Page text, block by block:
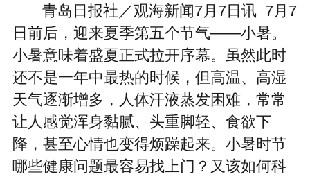
青岛日报社／观海新闻7月7日讯 7月7
日前后，迎来夏季第五个节气——小暑。
小暑意味着盛夏正式拉开序幕。虽然此时
还不是一年中最热的时候，但高温、高湿
天气逐渐增多，人体汗液蒸发困难，常常
让人感觉浑身黏腻、头重脚轻、食欲下
降，甚至心情也变得烦躁起来。小暑时节
哪些健康问题最容易找上门？又该如何科